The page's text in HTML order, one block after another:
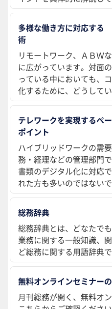
多様な働き方に対応する
術
リモートワーク、ＡＢＷ
に広がっています。対面
っている中においても、
化するために、どうして
テレワークを実現するペ
ポイント
ハイブリッドワークの需
務・経理などの管理部門
書類のデジタル化に対応
れた方も多いのではないで
総務辞典
総務辞典とは、どなたで
業務に関する一般知識、
ど総務に関する用語辞典で
無料オンラインセミナー
月刊総務が開く、無料オ